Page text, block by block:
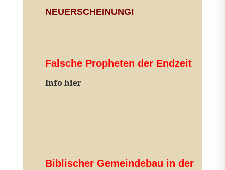
NEUERSCHEINUNG!
Falsche Propheten der Endzeit
Info hier
Biblischer Gemeindebau in der